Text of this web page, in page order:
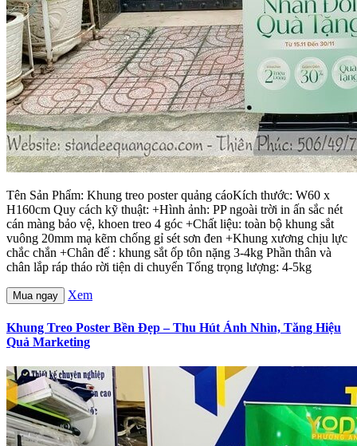
Tên Sản Phẩm: Khung treo poster quảng cáoKích thước: W60 x
H160cm Quy cách kỹ thuật: +Hình ảnh: PP ngoài trời in ấn sắc nét
cán màng bảo vệ, khoen treo 4 góc +Chất liệu: toàn bộ khung sắt
vuông 20mm mạ kẽm chống gỉ sét sơn đen +Khung xương chịu lực
chắc chắn +Chân đế : khung sắt ốp tôn nặng 3-4kg Phần thân và
chân lắp ráp tháo rời tiện di chuyển Tổng trọng lượng: 4-5kg
Mua ngay Xem
Khung Treo Poster Bền Đẹp – Thu Hút Ánh Nhìn, Tăng Hiệu
Quả Marketing